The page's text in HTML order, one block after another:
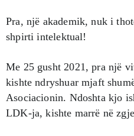
Pra, një akademik, nuk i
shpirti intelektual!
Me 25 gusht 2021, pra një
kishte ndryshuar mjaft
Asociacionin. Ndoshta kjo
LDK-ja, kishte marrë në